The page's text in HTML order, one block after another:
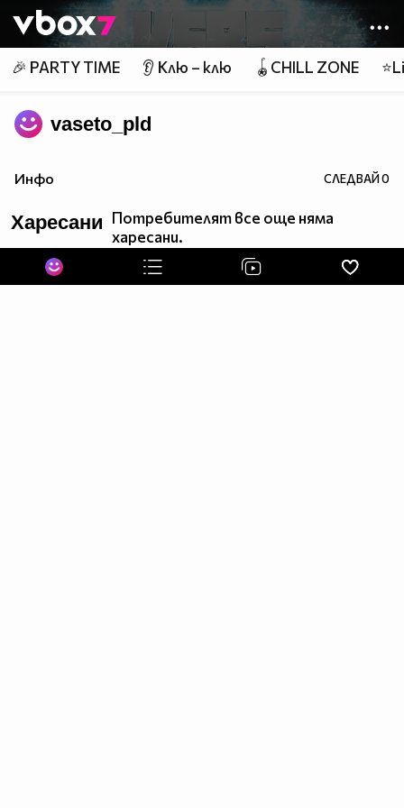
👾
🎉 PARTY TIME 👂 Клю – клю 🪀CHILL ZONE
vaseto_pld
Инфо СЛЕДВАЙ0
Харесани Потребителят все още няма
харесани.